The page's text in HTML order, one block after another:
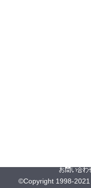
©Copyright 1998-